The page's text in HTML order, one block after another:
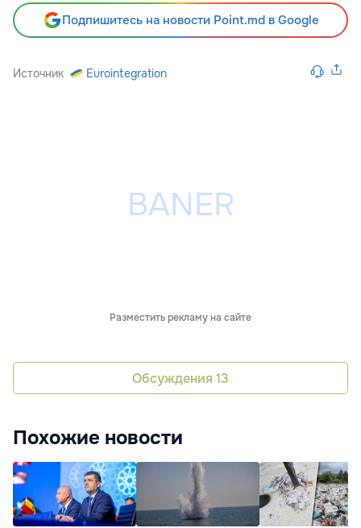
Подпишитесь на новости Point.md в Google
Источник Eurointegration
Разместить рекламу на сайте
Обсуждения 13
Похожие новости